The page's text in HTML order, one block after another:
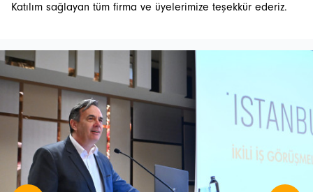
Katılım sağlayan tüm firma ve üyelerimize teşekkür ederiz.